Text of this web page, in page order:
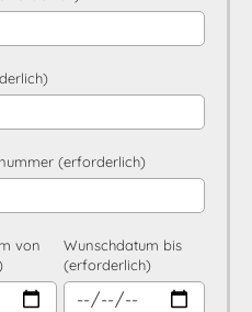
(erforderlich)
von
Wunschdatum bis
(erforderlich)